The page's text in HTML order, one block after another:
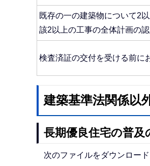
既存の一の建築物について2
該2以上の工事の全体計画の
検査済証の交付を受ける前に
建築基準法関係以
長期優良住宅の普
次のファイルをダウンロード